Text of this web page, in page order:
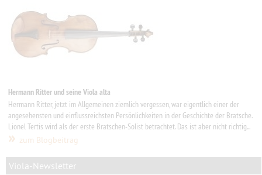
Hermann Ritter und seine Viola alta
Hermann Ritter, jetzt im Allgemeinen ziemlich vergessen, war eigentlich einer der
angesehensten und einflussreichsten Persönlichkeiten in der Geschichte der Bratsche.
Lionel Tertis wird als der erste Bratschen-Solist betrachtet. Das ist aber nicht richtig...
» zum Blogbeitrag
Viola-Newsletter